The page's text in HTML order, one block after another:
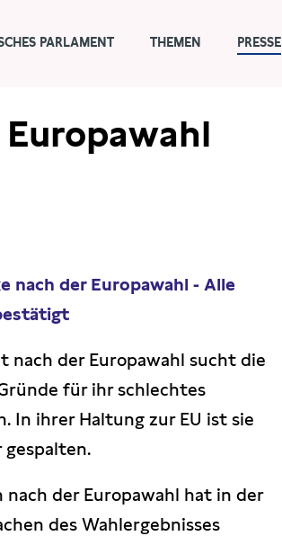
PARLAMENT THEMEN PRESSE
nach der Europawahl - Alle
nach der Europawahl sucht die
für ihr schlechtes
In ihrer Haltung zur EU ist sie
gespalten.
nach der Europawahl hat in der
des Wahlergebnisses